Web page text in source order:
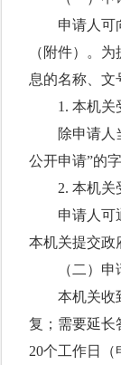
申请人可
（附件）。
息的名称、文
1. 本机
除申请人
公开申请”的
2. 本机
申请人可
本机关提交政
（二）
本机关收
复；需要延长
20个工作日